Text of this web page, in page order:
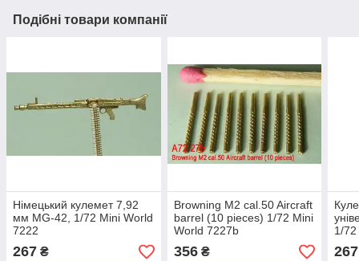
Подібні товари компанії
Німецький кулемет 7,92
мм MG-42, 1/72 Mini World
7222
267 ₴
Browning M2 cal.50 Aircraft
barrel (10 pieces) 1/72 Mini
World 7227b
356₴
1/
267